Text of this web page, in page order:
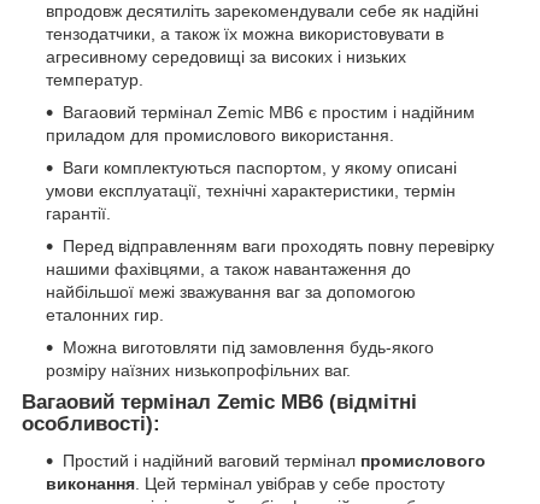
впродовж десятиліть зарекомендували себе як надійні
тензодатчики, а також їх можна використовувати в
агресивному середовищі за високих і низьких
температур.
Вагаовий термінал Zemic MB6 є простим і надійним
приладом для промислового використання.
Ваги комплектуються паспортом, у якому описані
умови експлуатації, технічні характеристики, термін
гарантії.
Перед відправленням ваги проходять повну перевірку
нашими фахівцями, а також навантаження до
найбільшої межі зважування ваг за допомогою
еталонних гир.
Можна виготовляти під замовлення будь-якого
розміру наїзних низькопрофільних ваг.
Вагаовий термінал Zemic MB6 (відмітні
особливості):
Простий і надійний ваговий термінал промислового
виконання . Цей термінал увібрав у себе простоту